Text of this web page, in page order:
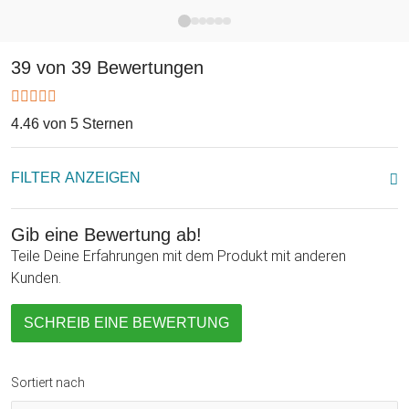
39 von 39 Bewertungen
4.46 von 5 Sternen
FILTER ANZEIGEN
Gib eine Bewertung ab!
Teile Deine Erfahrungen mit dem Produkt mit anderen
Kunden.
SCHREIB EINE BEWERTUNG
Sortiert nach